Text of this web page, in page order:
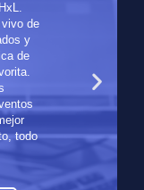
de
y
de
todo